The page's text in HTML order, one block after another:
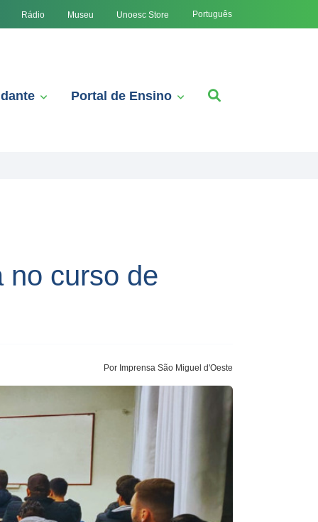
Rádio Museu Unoesc Store Português
Portal de Ensino
no curso de
Por Imprensa São Miguel d'Oeste